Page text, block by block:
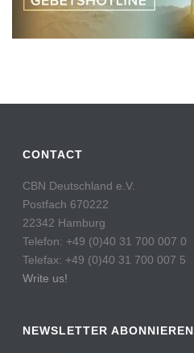
CONTACT
CBN Deutschland e.V.
Postfach 670222
22342 Hamburg
Telefon: +49 (0)40 31 700 007 0
Telefax: +49 (0)40 31 700 007 5
Write us!
NEWSLETTER ABONNIEREN